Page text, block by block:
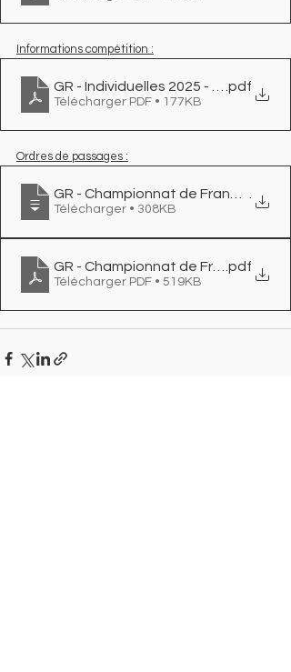
Informations compétition :
GR - Individuelles 2025 - Reims -
.pdf
Télécharger PDF • 177KB
Ordres de passages :
GR - Championnat de France
Télécharger • 308KB
GR - Championnat de France
.pdf
Télécharger PDF • 519KB